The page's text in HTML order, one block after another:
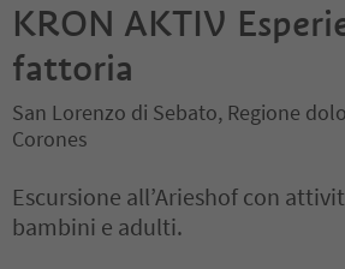
KRON AKTIV
fattoria
San Lorenzo di Sebato, Regione
Corones
Escursione all’Arieshof con
bambini e adulti.